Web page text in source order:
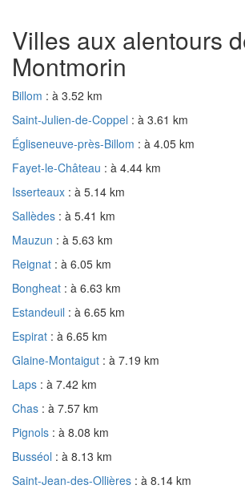
Villes aux alentours
Montmorin
Billom : à 3.52 km
Saint-Julien-de-Coppel : à 3.61 km
Égliseneuve-près-Billom : à 4.05 km
Fayet-le-Château : à 4.44 km
Isserteaux : à 5.14 km
Sallèdes : à 5.41 km
Mauzun : à 5.63 km
Reignat : à 6.05 km
Bongheat : à 6.63 km
Estandeuil : à 6.65 km
Espirat : à 6.65 km
Glaine-Montaigut : à 7.19 km
Laps : à 7.42 km
Chas : à 7.57 km
Pignols : à 8.08 km
Busséol : à 8.13 km
Saint-Jean-des-Ollières : à 8.14 km